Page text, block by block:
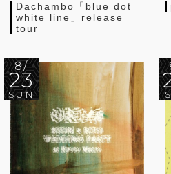
Dachambo「blue dot
white line」release
tour
8/
23
SUN